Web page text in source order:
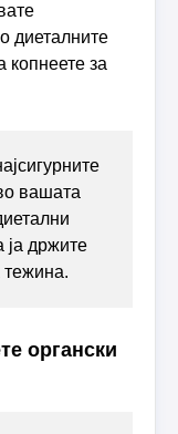
диеталните
копнеете за
вашата
ја држите
тежина.
органски